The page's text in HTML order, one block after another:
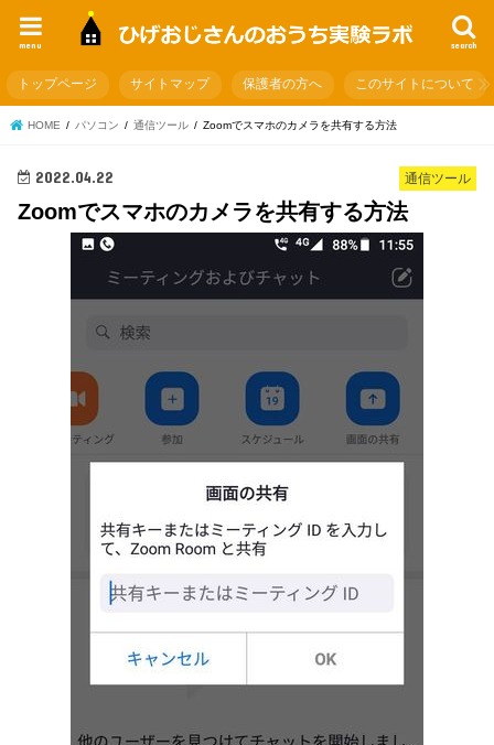
search
menu
トップページ サイトマップ 保護者の方へ このサイトについて
HOME パソコン 通信ツール Zoomでスマホのカメラを共有する方法
通信ツール
2022.04.22
Zoomでスマホのカメラを共有する方法